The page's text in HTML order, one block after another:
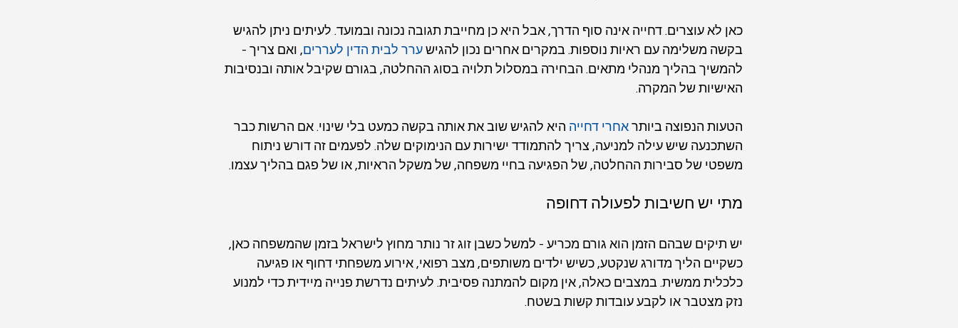
כאן לא עוצרים. דחייה אינה סוף הדרך, אבל היא כן מחייבת תגובה נכונה ובמועד. לעיתים ניתן להגיש
בקשה משלימה עם ראיות נוספות. במקרים אחרים נכון להגיש ערר לבית הדין לעררים, ואם צריך -
להמשיך בהליך מנהלי מתאים. הבחירה במסלול תלויה בסוג ההחלטה, בגורם שקיבל אותה ובנסיבות
האישיות של המקרה.
הטעות הנפוצה ביותר אחרי דחייה היא להגיש שוב את אותה בקשה כמעט בלי שינוי. אם הרשות כבר
השתכנעה שיש עילה למניעה, צריך להתמודד ישירות עם הנימוקים שלה. לפעמים זה דורש ניתוח
משפטי של סבירות ההחלטה, של הפגיעה בחיי משפחה, של משקל הראיות, או של פגם בהליך עצמו.
מתי יש חשיבות לפעולה דחופה
יש תיקים שבהם הזמן הוא גורם מכריע - למשל כשבן זוג זר נותר מחוץ לישראל בזמן שהמשפחה כאן,
כשקיים הליך מדורג שנקטע, כשיש ילדים משותפים, מצב רפואי, אירוע משפחתי דחוף או פגיעה
כלכלית ממשית. במצבים כאלה, אין מקום להמתנה פסיבית. לעיתים נדרשת פנייה מיידית כדי למנוע
נזק מצטבר או לקבע עובדות קשות בשטח.